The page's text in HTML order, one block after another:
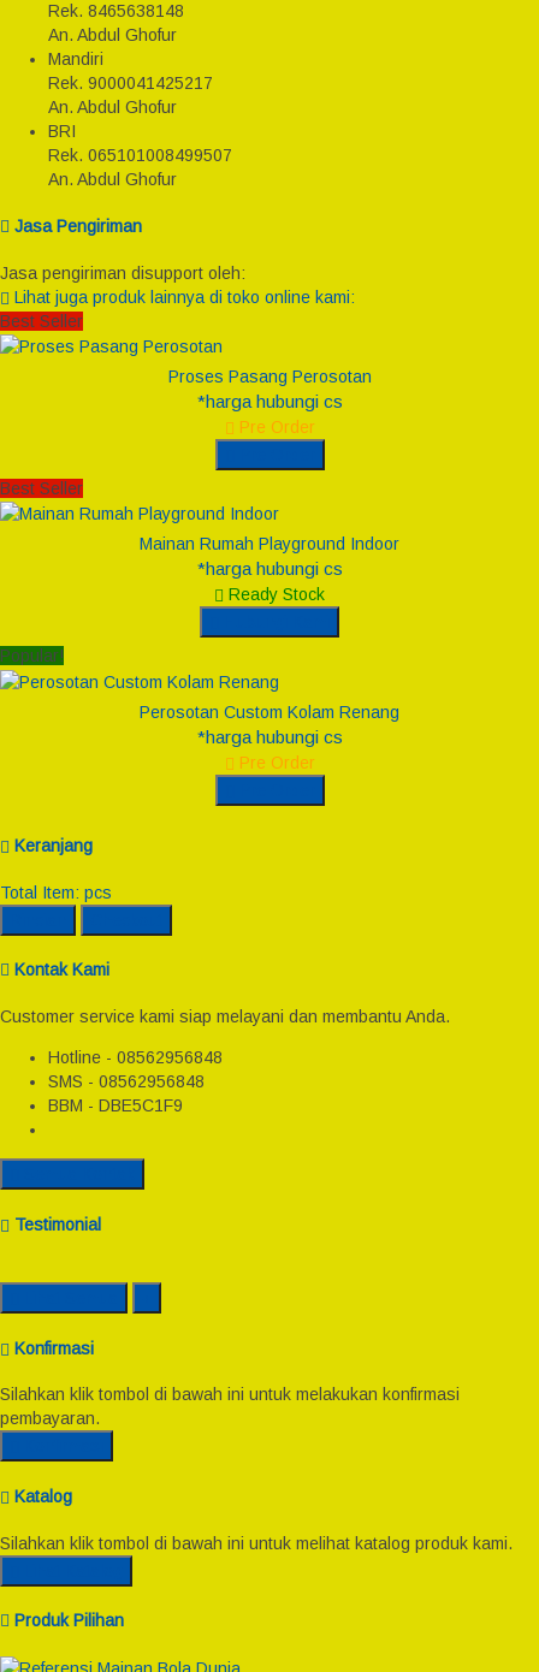
Rek. 8465638148
An. Abdul Ghofur
Mandiri
Rek. 9000041425217
An. Abdul Ghofur
BRI
Rek. 065101008499507
An. Abdul Ghofur
Jasa Pengiriman
Jasa pengiriman disupport oleh:
Lihat juga produk lainnya di toko online kami:
Best Seller
Proses Pasang Perosotan
*harga hubungi cs
Pre Order
Best Seller
Mainan Rumah Playground Indoor
*harga hubungi cs
Ready Stock
Popular!
Perosotan Custom Kolam Renang
*harga hubungi cs
Pre Order
Keranjang
Total Item: pcs
Kontak Kami
Customer service kami siap melayani dan membantu Anda.
Hotline - 08562956848
SMS - 08562956848
BBM - DBE5C1F9
Testimonial
Konfirmasi
Silahkan klik tombol di bawah ini untuk melakukan konfirmasi
pembayaran.
Katalog
Silahkan klik tombol di bawah ini untuk melihat katalog produk kami.
Produk Pilihan